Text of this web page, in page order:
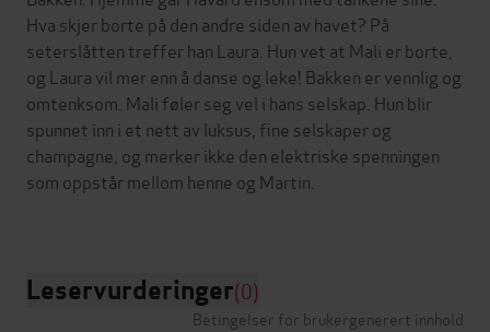
Hva skjer borte på den andre siden av havet? På
seterslåtten treffer han Laura. Hun vet at Mali er borte,
og Laura vil mer enn å danse og leke! Bakken er vennlig og
omtenksom. Mali føler seg vel i hans selskap. Hun blir
spunnet inn i et nett av luksus, fine selskaper og
champagne, og merker ikke den elektriske spenningen
som oppstår mellom henne og Martin.
Leservurderinger(0)
Betingelser for brukergenerert innhold